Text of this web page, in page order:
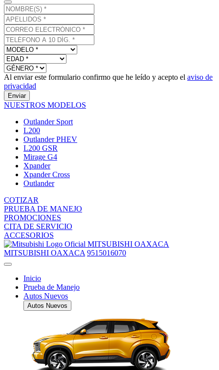
Al enviar este formulario confirmo que he leído y acepto el aviso de
privacidad
Enviar
NUESTROS MODELOS
Outlander Sport
L200
Outlander PHEV
L200 GSR
Mirage G4
Xpander
Xpander Cross
Outlander
COTIZAR
PRUEBA DE MANEJO
PROMOCIONES
CITA DE SERVICIO
ACCESORIOS
MITSUBISHI OAXACA
MITSUBISHI OAXACA 9515016070
Inicio
Prueba de Manejo
Autos Nuevos
Autos Nuevos